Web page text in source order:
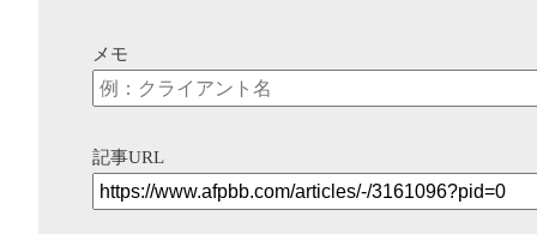
メモ
記事URL